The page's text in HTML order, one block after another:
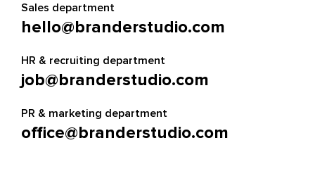
Sales department
hello@branderstudio.com
HR & recruiting department
job@branderstudio.com
PR & marketing department
office@branderstudio.com